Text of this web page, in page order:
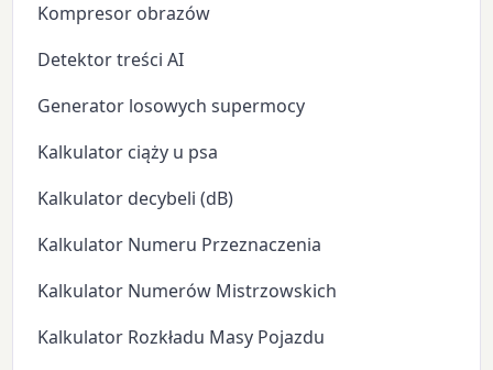
Kompresor obrazów
Detektor treści AI
Generator losowych supermocy
Kalkulator ciąży u psa
Kalkulator decybeli (dB)
Kalkulator Numeru Przeznaczenia
Kalkulator Numerów Mistrzowskich
Kalkulator Rozkładu Masy Pojazdu